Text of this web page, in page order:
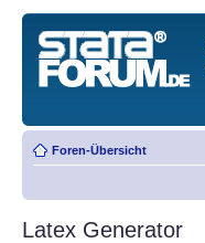
Foren-Übersicht
Latex Generator